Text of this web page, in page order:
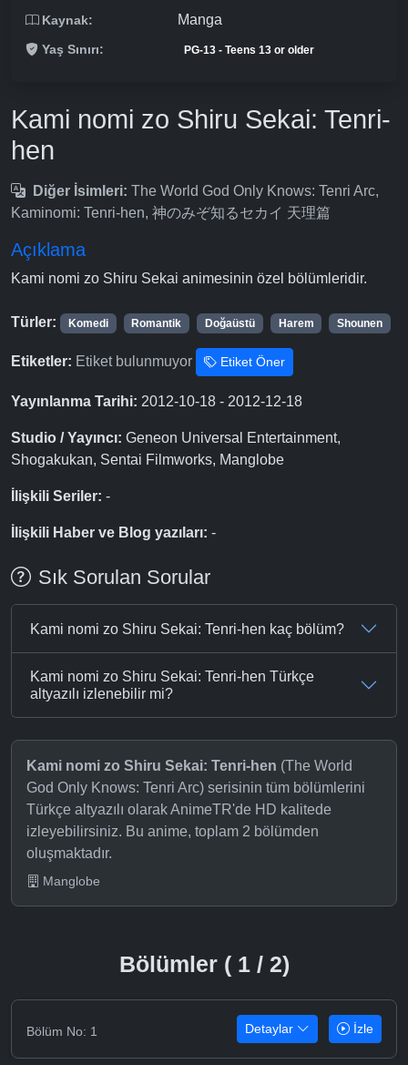
Kaynak: Manga
Yaş Sınırı: PG-13 - Teens 13 or older
Kami nomi zo Shiru Sekai: Tenri-
hen
Diğer İsimleri: The World God Only Knows: Tenri Arc,
Kaminomi: Tenri-hen, 神のみぞ知るセカイ 天理篇
Açıklama
Kami nomi zo Shiru Sekai animesinin özel bölümleridir.
Türler: Komedi Romantik Doğaüstü Harem Shounen
Etiketler: Etiket bulunmuyor Etiket Öner
Yayınlanma Tarihi: 2012-10-18 - 2012-12-18
Studio / Yayıncı: Geneon Universal Entertainment,
Shogakukan, Sentai Filmworks, Manglobe
İlişkili Seriler: -
İlişkili Haber ve Blog yazıları: -
Sık Sorulan Sorular
Kami nomi zo Shiru Sekai: Tenri-hen kaç bölüm?
Kami nomi zo Shiru Sekai: Tenri-hen Türkçe
altyazılı izlenebilir mi?
Kami nomi zo Shiru Sekai: Tenri-hen (The World
God Only Knows: Tenri Arc) serisinin tüm bölümlerini
Türkçe altyazılı olarak AnimeTR'de HD kalitede
izleyebilirsiniz. Bu anime, toplam 2 bölümden
oluşmaktadır.
Manglobe
Bölümler ( 1 / 2)
Bölüm No: 1 Detaylar İzle